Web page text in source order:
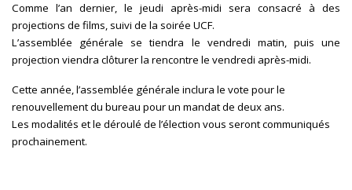
Comme l’an dernier, le jeudi après-midi sera consacré à des
projections de films, suivi de la soirée UCF.
L’assemblée générale
se tiendra le vendredi matin, puis une
projection viendra clôturer la rencontre le vendredi après-midi.
Cette année, l’assemblée générale inclura le vote pour le
renouvellement du bureau pour un mandat de deux ans.
Les modalités et le déroulé de l’élection vous seront communiqués
prochainement.